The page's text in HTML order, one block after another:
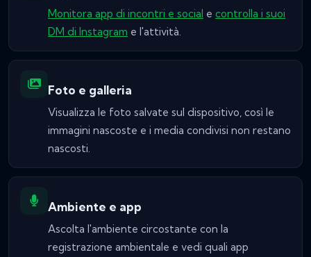
Monitora app di incontri e social e controlla i suoi
DM di Instagram e l'attività.
Foto e galleria
Visualizza le foto salvate sul dispositivo, così le
immagini nascoste e i media condivisi non restano
nascosti.
Ambiente e app
Ascolta l'ambiente circostante con la
registrazione ambientale e vedi quali app